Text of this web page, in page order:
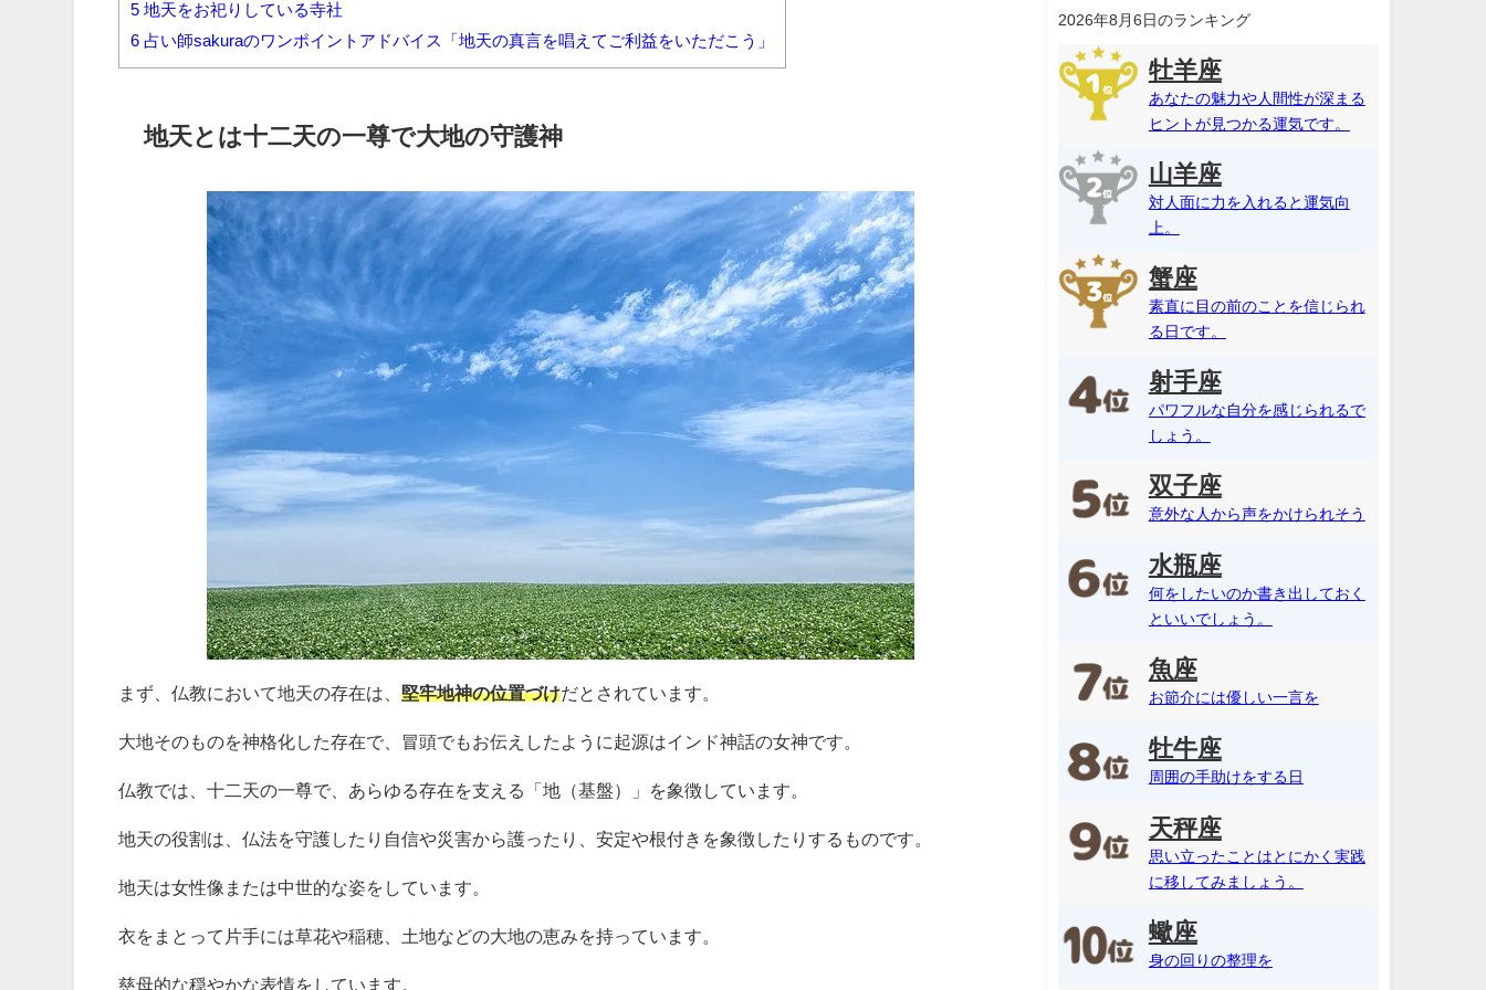
5 地天をお祀りしている寺社
6 占い師sakuraのワンポイントアドバイス「地天の真言を唱えてご利益をいただこう」
地天とは十二天の一尊で大地の守護神
まず、仏教において地天の存在は、堅牢地神の位置づけだとされています。
大地そのものを神格化した存在で、冒頭でもお伝えしたように起源はインド神話の女神です。
仏教では、十二天の一尊で、あらゆる存在を支える「地（基盤）」を象徴しています。
地天の役割は、仏法を守護したり自信や災害から護ったり、安定や根付きを象徴したりするものです。
地天は女性像または中世的な姿をしています。
衣をまとって片手には草花や稲穂、土地などの大地の恵みを持っています。
慈母的な穏やかな表情をしています。
2026年8月6日のランキング
牡羊座
あなたの魅力や人間性が深まる
ヒントが見つかる運気です。
山羊座
対人面に力を入れると運気向
上。
蟹座
素直に目の前のことを信じられ
る日です。
射手座
パワフルな自分を感じられるで
しょう。
双子座
意外な人から声をかけられそう
水瓶座
何をしたいのか書き出しておく
といいでしょう。
魚座
お節介には優しい一言を
牡牛座
周囲の手助けをする日
天秤座
思い立ったことはとにかく実践
に移してみましょう。
蠍座
身の回りの整理を